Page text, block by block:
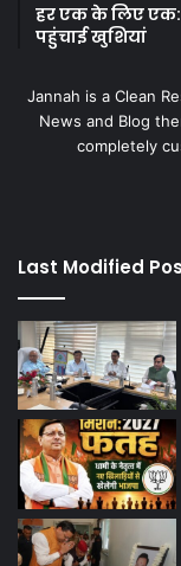
हर एक के लिए एक:
पहुंचाई खुशियां
Jannah is a Clean
News and Blog
completely
Last Modified